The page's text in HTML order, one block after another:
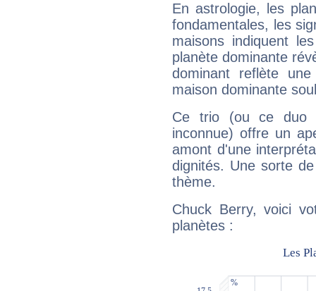
En astrologie, les
fondamentales, les
maisons indiquent
planète dominante
dominant reflète
maison dominante
Ce trio (ou ce duo
inconnue) offre un
amont d'une
dignités. Une sorte
thème.
Chuck Berry, voici
planètes :